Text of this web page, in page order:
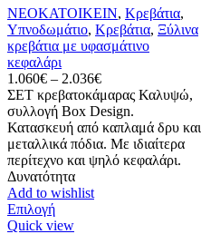
επιλογές
μπορούν
να
επιλεγούν
στη
σελίδα
του
προϊόντος
ΝΕΟΚΑΤΟΙΚΕΙΝ, Κρεβάτια,
Υπνοδωμάτιο, Κρεβάτια, Ξύλινα
κρεβάτια με υφασμάτινο
κεφαλάρι
1.060€ – 2.036€Price
range:
1.060€
through
2.036€
ΣΕΤ κρεβατοκάμαρας Καλυψώ,
συλλογή Box Design.
Κατασκευή από καπλαμά δρυ και
μεταλλικά πόδια. Με ιδιαίτερα
περίτεχνο και ψηλό κεφαλάρι.
Δυνατότητα
Add to wishlist
ΕπιλογήΑυτό
το
Quick view